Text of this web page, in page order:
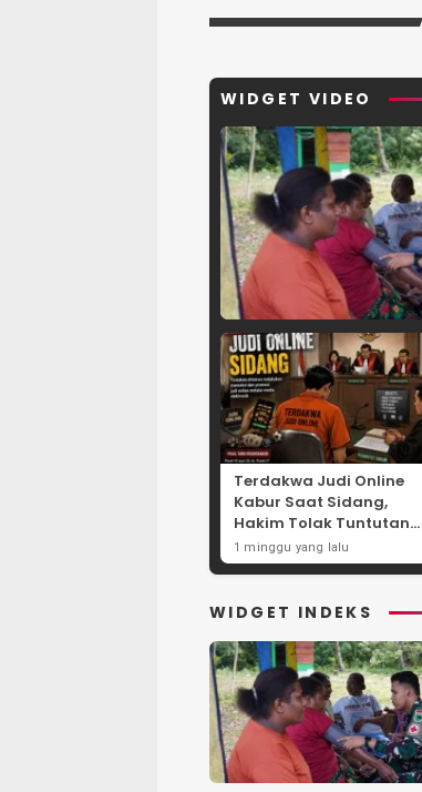
WIDGET VIDEO
Terdakwa Judi Online
Kabur Saat Sidang,
Hakim Tolak Tuntutan
JPU Tanjung Perak
karena Gagal Hadirkan
1 minggu yang lalu
WIDGET INDEKS